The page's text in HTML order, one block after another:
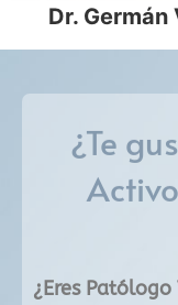
Dr. Germán
¿Te
¿Eres